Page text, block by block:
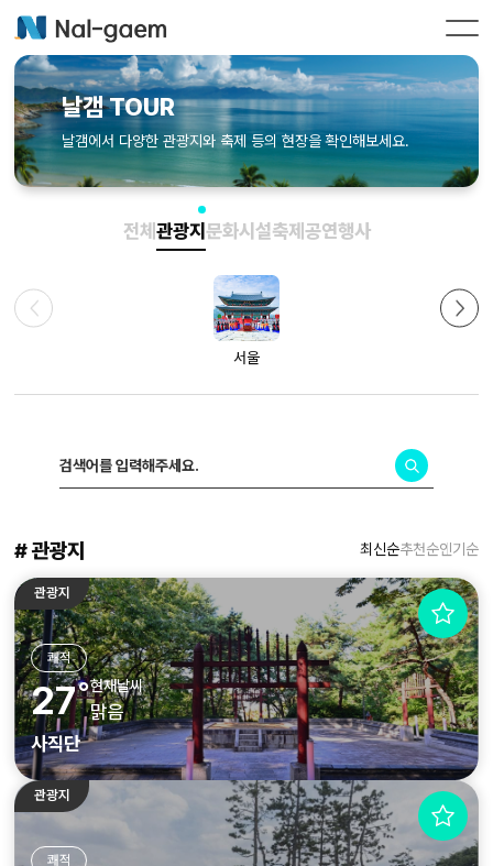
날갬 TOUR
날갬에서 다양한 관광지와 축제 등의 현장을 확인해보세요.
전체 관광지문화시설축제공연행사
서울
# 관광지 최신순추천순인기순
쾌적
27˚현재날씨
맑음
사직단
관광지
쾌적
관광지